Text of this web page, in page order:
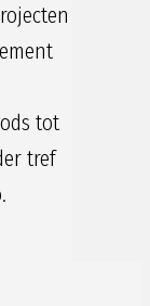
tot
tref